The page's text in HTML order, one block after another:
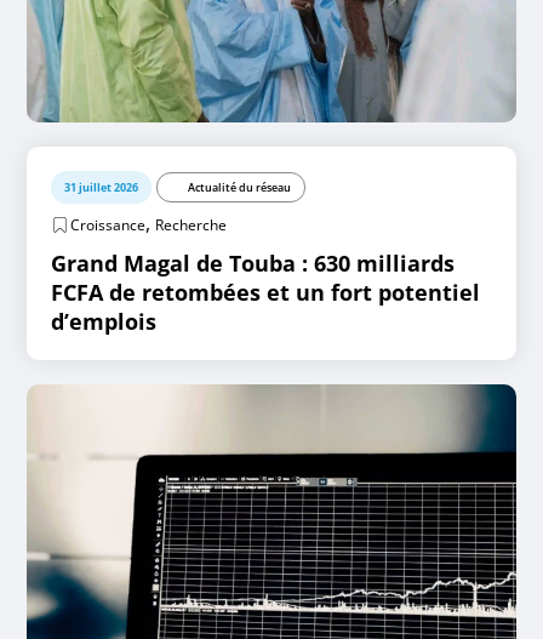
31 juillet 2026 Actualité du réseau
Croissance, Recherche
Grand Magal de Touba : 630 milliards
FCFA de retombées et un fort potentiel
d’emplois